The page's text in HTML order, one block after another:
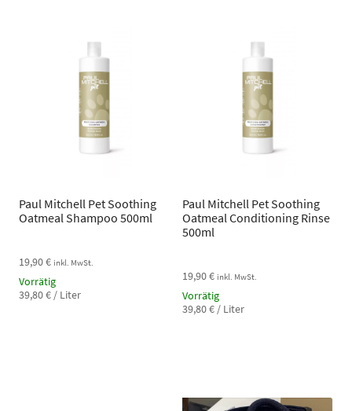
Paul Mitchell Pet Soothing
Oatmeal Shampoo 500ml
19,90€ inkl. MwSt.
Vorrätig
39,80€ / Liter
Paul Mitchell Pet Soothing
Oatmeal Conditioning Rinse
500ml
19,90€ inkl. MwSt.
Vorrätig
39,80€ / Liter